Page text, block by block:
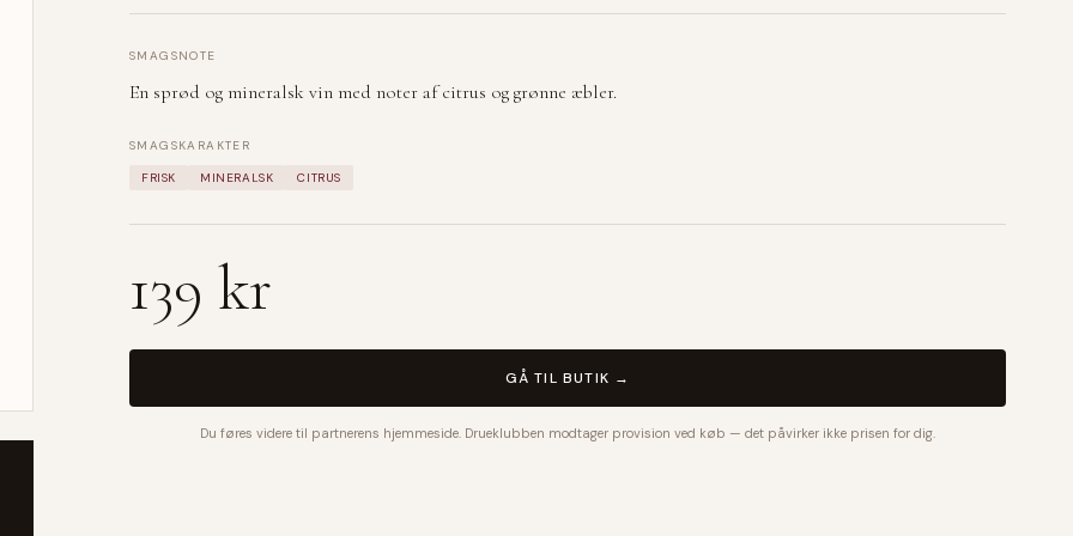
SMAGSNOTE
En sprød og mineralsk vin med noter af citrus og grønne æbler.
SMAGSKARAKTER
FRISK MINERALSK CITRUS
139 kr
GÅ TIL BUTIK →
Du føres videre til partnerens hjemmeside. Drueklubben modtager provision ved køb — det påvirker ikke prisen for dig.